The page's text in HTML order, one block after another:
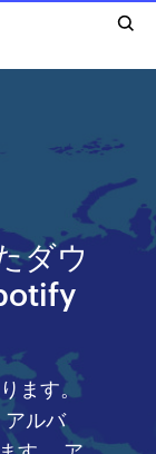
ダウ
ます。
ルバ